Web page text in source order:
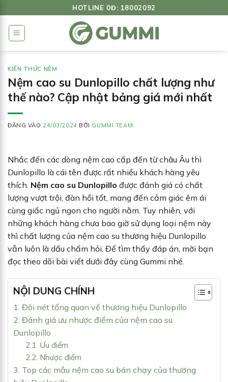
qua
dung
HOTLINE 0Đ: 18002092
KIẾN THỨC NỆM
Nệm cao su Dunlopillo chất lượng như
thế nào? Cập nhật bảng giá mới nhất
ĐĂNG VÀO 24/03/2024 BỞI GUMMI TEAM
Nhắc đến các dòng nệm cao cấp đến từ châu Âu thì
Dunlopillo là cái tên được rất nhiều khách hàng yêu
thích. Nệm cao su Dunlopillo được đánh giá có chất
lượng vượt trội, đàn hồi tốt, mang đến cảm giác êm ái
cùng giấc ngủ ngon cho người nằm. Tuy nhiên, với
những khách hàng chưa bao giờ sử dụng loại nệm này
thì chất lượng của nệm cao su thương hiệu Dunlopillo
vẫn luôn là dấu chấm hỏi. Để tìm thấy đáp án, mời bạn
đọc theo dõi bài viết dưới đây cùng Gummi nhé.
NỘI DUNG CHÍNH
1. Đôi nét tổng quan về thương hiệu Dunlopillo
2. Đánh giá ưu nhược điểm của nệm cao su
Dunlopillo
2.1. Ưu điểm
2.2. Nhược điểm
3. Top các mẫu nệm cao su bán chạy của thương